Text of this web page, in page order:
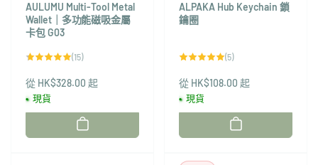
廠
AULUMU Multi-Tool Metal
Wallet｜多功能磁吸金屬
卡包 G03
(15)15
總
次
從 HK$328.00 起
現貨
廠
ALPAKA Hub Keychain 鎖
鑰圈
(5)5
總
次
從 HK$108.00 起
現貨